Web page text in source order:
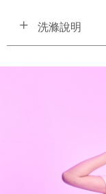
洗滌說明